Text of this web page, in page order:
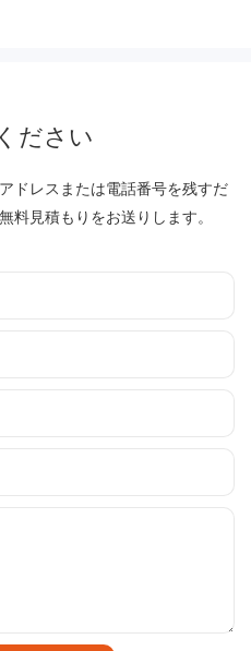
ださい
ドレスまたは電話番号を残すだ
料見積もりをお送りします。